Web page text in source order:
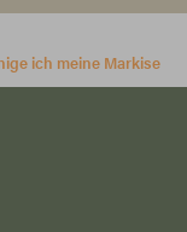
ich meine Markise